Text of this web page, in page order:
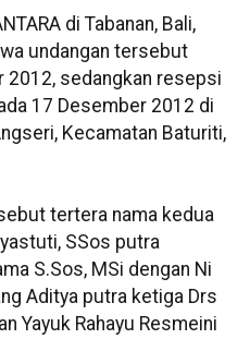
di Tabanan, Bali,
undangan tersebut
sedangkan resepsi
17 Desember 2012 di
Kecamatan Baturiti,
tertera nama kedua
SSos putra
S.Sos, MSi dengan Ni
Aditya putra ketiga Drs
Yayuk Rahayu Resmeini